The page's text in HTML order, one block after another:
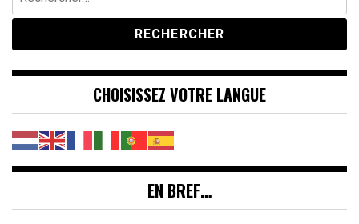
CHOISISSEZ VOTRE LANGUE
EN BREF…